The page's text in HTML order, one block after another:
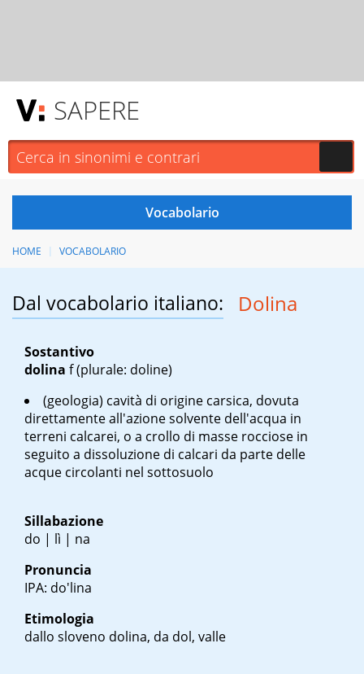
SAPERE
HOME VOCABOLARIO
Dal vocabolario italiano: Dolina
Sostantivo
dolina f(plurale: doline)
(geologia) cavità di origine carsica, dovuta
direttamente all'azione solvente dell'acqua in
terreni calcarei, o a crollo di masse rocciose in
seguito a dissoluzione di calcari da parte delle
acque circolanti nel sottosuolo
Sillabazione
do | lì | na
Pronuncia
IPA: do'lina
Etimologia
dallo sloveno dolina, da dol, valle